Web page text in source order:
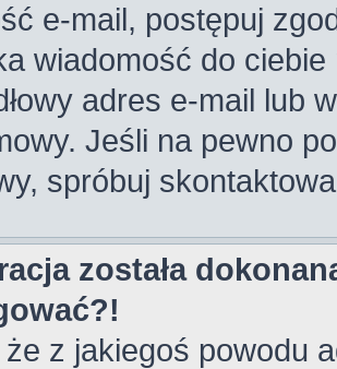
e-mail, postępuj
wiadomość do ciebie
adres e-mail lub
Jeśli na pewno
spróbuj
została
z jakiegoś powodu